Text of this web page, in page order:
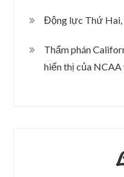
Động lực Thứ Hai,
Thẩm phán
hiển thị của